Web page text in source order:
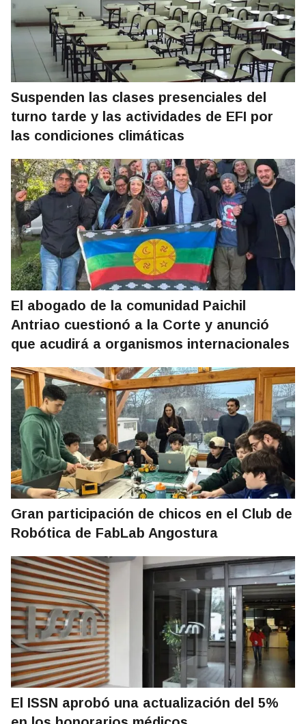
Suspenden las clases presenciales del
turno tarde y las actividades de EFI por
las condiciones climáticas
El abogado de la comunidad Paichil
Antriao cuestionó a la Corte y anunció
que acudirá a organismos internacionales
Gran participación de chicos en el Club de
Robótica de FabLab Angostura
El ISSN aprobó una actualización del 5%